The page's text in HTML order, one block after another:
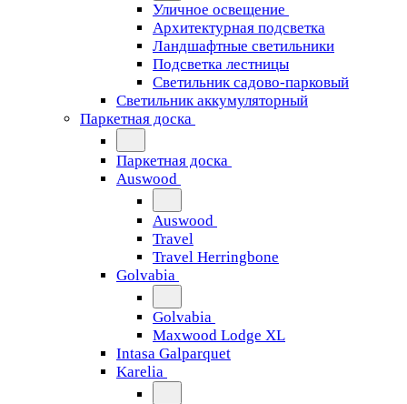
Уличное освещение
Архитектурная подсветка
Ландшафтные светильники
Подсветка лестницы
Светильник садово-парковый
Светильник аккумуляторный
Паркетная доска
Паркетная доска
Auswood
Auswood
Travel
Travel Herringbone
Golvabia
Golvabia
Maxwood Lodge XL
Intasa Galparquet
Karelia